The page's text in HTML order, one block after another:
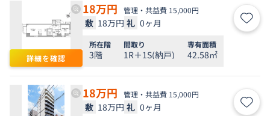
詳細を確認
18万円 管理・共益費 15,000円
敷 18万円 礼 0ヶ月 お気
所在階
3階
間取り
1R＋1S(納戸)
専有面積
42.58㎡
18万円 管理・共益費 15,000円
敷 18万円 礼 0ヶ月 お気